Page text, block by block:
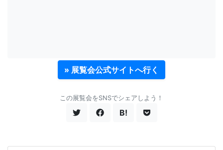
» 展覧会公式サイトへ行く
この展覧会をSNSでシェアしよう！
B!